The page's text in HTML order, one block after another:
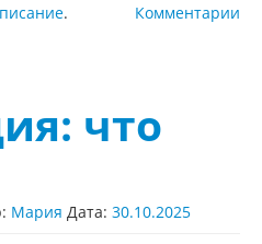
Комментарии
.
что
Мария Дата: 30.10.2025